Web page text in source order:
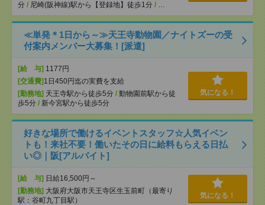
分 / 尼崎(阪神線)駅から【登録地】徒歩1分 / …
≪単発＊1日から～≫天王寺動物園／ナイトズーの受
付案内メンバー大募集！[派遣]
[給 与] 1177円
[交通費] 1日450円迄の実費を支給
[勤務地] 天王寺駅から徒歩5分 / 動物園前駅から徒
歩5分 / 新今宮駅から徒歩5分
気になる！
好きな場所で働けるイベントスタッフ☆人気イベン
トも！来社不要！働いたその日に給料もらえる日払
い◎｜阪[アルバイト]
[給 与] 日給16,500円～
[勤務地] 大阪府大阪市天王寺区生玉前町（最寄り
駅：谷町九丁目駅）
気になる！